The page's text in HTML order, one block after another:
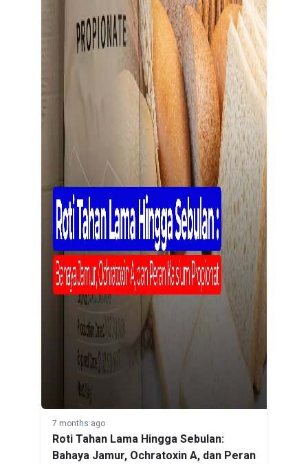
7 months ago
Roti Tahan Lama Hingga Sebulan:
Bahaya Jamur, Ochratoxin A, dan Peran